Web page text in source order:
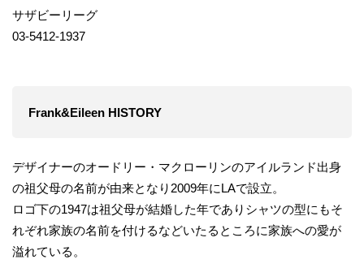
サザビーリーグ
03-5412-1937
Frank&Eileen HISTORY
デザイナーのオードリー・マクローリンのアイルランド出身
の祖父母の名前が由来となり2009年にLAで設立。
ロゴ下の1947は祖父母が結婚した年でありシャツの型にもそ
れぞれ家族の名前を付けるなどいたるところに家族への愛が
溢れている。